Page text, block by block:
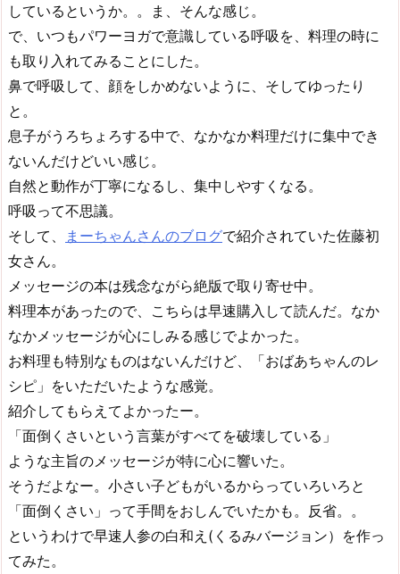
しているというか。。ま、そんな感じ。
で、いつもパワーヨガで意識している呼吸を、料理の時に
も取り入れてみることにした。
鼻で呼吸して、顔をしかめないように、そしてゆったり
と。
息子がうろちょろする中で、なかなか料理だけに集中でき
ないんだけどいい感じ。
自然と動作が丁寧になるし、集中しやすくなる。
呼吸って不思議。
そして、
まーちゃんさんのブログで紹介されていた佐藤初
女さん。
メッセージの本は残念ながら絶版で取り寄せ中。
料理本があったので、こちらは早速購入して読んだ。なか
なかメッセージが心にしみる感じでよかった。
お料理も特別なものはないんだけど、「おばあちゃんのレ
シピ」をいただいたような感覚。
紹介してもらえてよかったー。
「面倒くさいという言葉がすべてを破壊している」
ような主旨のメッセージが特に心に響いた。
そうだよなー。小さい子どもがいるからっていろいろと
「面倒くさい」って手間をおしんでいたかも。反省。。
というわけで早速人参の白和え(くるみバージョン）を作っ
てみた。